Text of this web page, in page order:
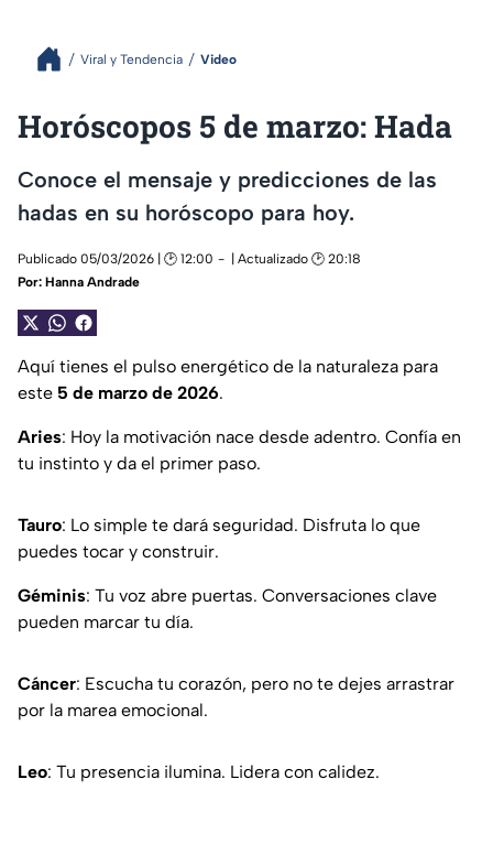
Viral y Tendencia Video
Horóscopos 5 de marzo: Hada
Conoce el mensaje y predicciones de las
hadas en su horóscopo para hoy.
Publicado 05/03/2026 | 🕑 12:00
| Actualizado 🕑 20:18
Por: Hanna Andrade
Aquí tienes el pulso energético de la naturaleza para
este 5 de marzo de 2026.
Aries: Hoy la motivación nace desde adentro. Confía en
tu instinto y da el primer paso.
Tauro: Lo simple te dará seguridad. Disfruta lo que
puedes tocar y construir.
Géminis: Tu voz abre puertas. Conversaciones clave
pueden marcar tu día.
Cáncer: Escucha tu corazón, pero no te dejes arrastrar
por la marea emocional.
Leo: Tu presencia ilumina. Lidera con calidez.